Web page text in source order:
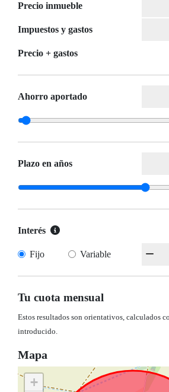
Precio inmueble
Impuestos y gastos
Precio + gastos
Ahorro aportado
Plazo en años
Interés
Fijo Variable
Tu cuota mensual
Estos resultados son orientativos, calculados
introducido.
Mapa
+